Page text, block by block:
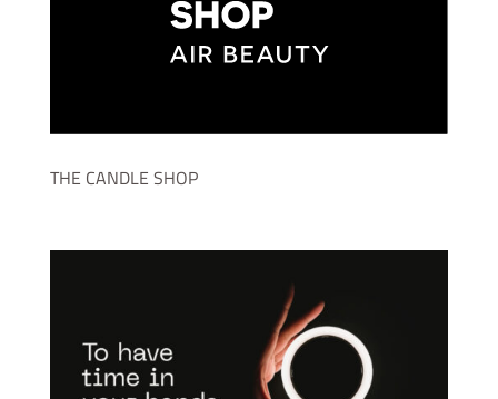
THE CANDLE SHOP